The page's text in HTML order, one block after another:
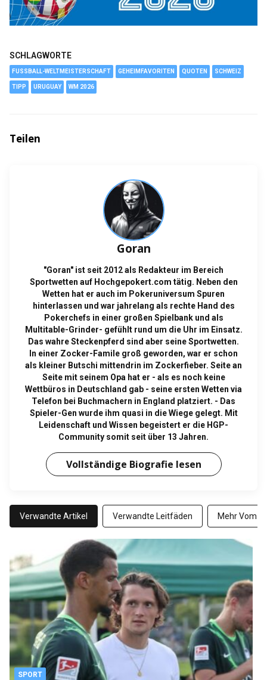
SCHLAGWORTE
FUSSBALL-WELTMEISTERSCHAFT GEHEIMFAVORITEN QUOTEN SCHWEIZ
TIPP URUGUAY WM 2026
Teilen
Goran
"Goran" ist seit 2012 als Redakteur im Bereich
Sportwetten auf Hochgepokert.com tätig. Neben den
Wetten hat er auch im Pokeruniversum Spuren
hinterlassen und war jahrelang als rechte Hand des
Pokerchefs in einer großen Spielbank und als
Multitable-Grinder- gefühlt rund um die Uhr im Einsatz.
Das wahre Steckenpferd sind aber seine Sportwetten.
In einer Zocker-Famile groß geworden, war er schon
als kleiner Butschi mittendrin im Zockerfieber. Seite an
Seite mit seinem Opa hat er - als es noch keine
Wettbüros in Deutschland gab - seine ersten Wetten via
Telefon bei Buchmachern in England platziert. - Das
Spieler-Gen wurde ihm quasi in die Wiege gelegt. Mit
Leidenschaft und Wissen begeistert er die HGP-
Community somit seit über 13 Jahren.
Vollständige Biografie lesen
Verwandte Artikel Verwandte Leitfäden Mehr Vom
SPORT